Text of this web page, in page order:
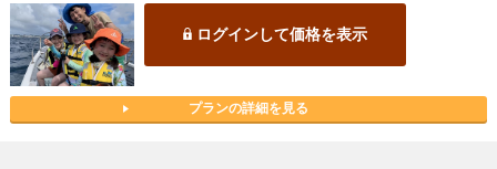
ログインして価格を表示
プランの詳細を見る